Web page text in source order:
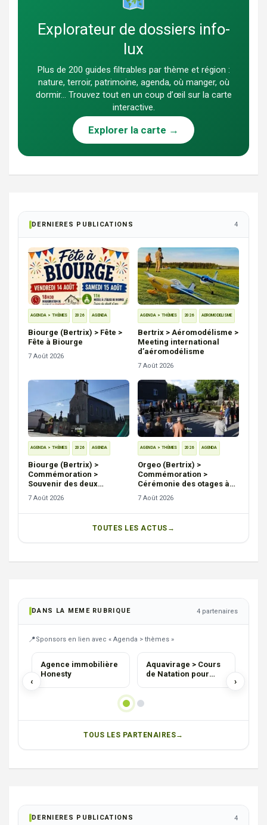
Explorateur de dossiers info-
lux
Plus de 200 guides filtrables par thème et région :
nature, terroir, patrimoine, agenda, où manger, où
dormir… Trouvez tout en un coup d’œil sur la carte
interactive.
Explorer la carte →
DERNIERES PUBLICATIONS 4
AGENDA > THÈMES 2026 AGENDA
Biourge (Bertrix) > Fête >
Fête à Biourge
7 Août 2026
AGENDA > THÈMES 2026 AEROMODELISME
Bertrix > Aéromodélisme >
Meeting international
d’aéromodélisme
7 Août 2026
AGENDA > THÈMES 2026 AGENDA
Biourge (Bertrix) >
Commémoration >
Souvenir des deux
7 Août 2026
AGENDA > THÈMES 2026 AGENDA
Orgeo (Bertrix) >
Commémoration >
Cérémonie des otages à
7 Août 2026
TOUTES LES ACTUS
DANS LA MEME RUBRIQUE 4 partenaires
Sponsors en lien avec « Agenda > thèmes »
‹ ›
AGENCE
Agence immobilière
Honesty
ASBL
Aquavirage > Cours
de Natation pour
TOUS LES PARTENAIRES
DERNIERES PUBLICATIONS 4